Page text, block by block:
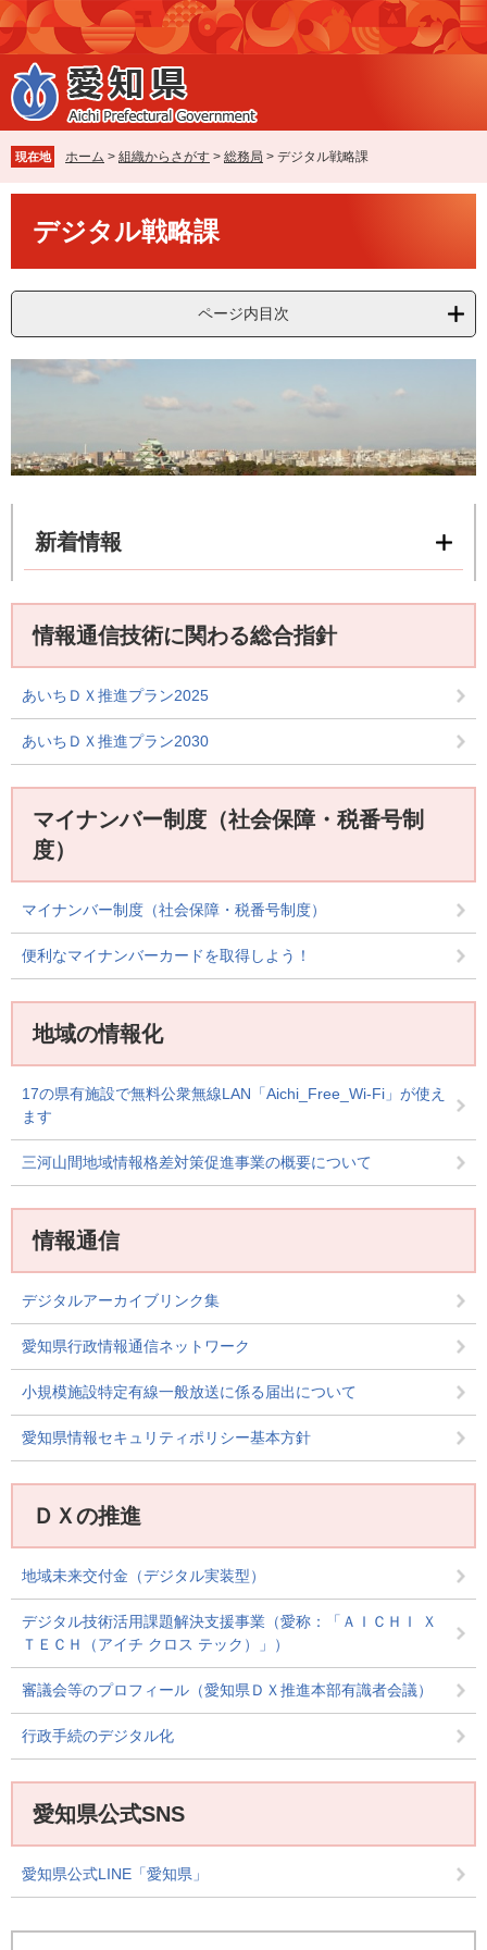
ペ
ー
ジ
の
先
で
す
。
メ
ニ
ュ
ー
を
ば
し
て
現在地 ホーム > 組織からさがす > 総務局 > デジタル戦略課
デジタル戦略課
ページ内目次
新着情報
情報通信技術に関わる総合指針
あいちＤＸ推進プラン2025
あいちＤＸ推進プラン2030
マイナンバー制度（社会保障・税番号制
度）
マイナンバー制度（社会保障・税番号制度）
便利なマイナンバーカードを取得しよう！
地域の情報化
17の県有施設で無料公衆無線LAN「Aichi_Free_Wi-Fi」が使え
ます
三河山間地域情報格差対策促進事業の概要について
情報通信
デジタルアーカイブリンク集
愛知県行政情報通信ネットワーク
小規模施設特定有線一般放送に係る届出について
愛知県情報セキュリティポリシー基本方針
ＤＸの推進
地域未来交付金（デジタル実装型）
デジタル技術活用課題解決支援事業（愛称：「ＡＩＣＨＩ Ｘ
ＴＥＣＨ（アイチ クロス テック）」）
審議会等のプロフィール（愛知県ＤＸ推進本部有識者会議）
行政手続のデジタル化
愛知県公式SNS
愛知県公式LINE「愛知県」